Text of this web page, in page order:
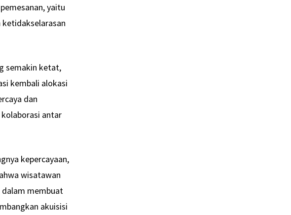
yaitu
ketidakselarasan
semakin ketat,
kembali alokasi
dan
antar
kepercayaan,
wisatawan
membuat
akuisisi